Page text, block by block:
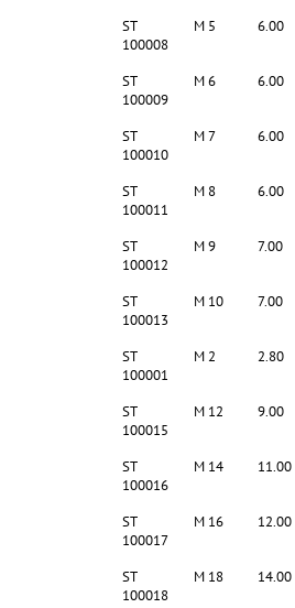
ST
100008
M 5 6.00
ST
100009
M 6 6.00
ST
100010
M 7 6.00
ST
100011
M 8 6.00
ST
100012
M 9 7.00
ST
100013
M 10 7.00
ST
100001
M 2 2.80
ST
100015
M 12 9.00
ST
100016
M 14 11.00
ST
100017
M 16 12.00
ST
100018
M 18 14.00